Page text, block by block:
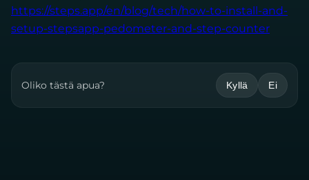
https://steps.app/en/blog/tech/how-to-install-and-
setup-stepsapp-pedometer-and-step-counter
Oliko tästä apua? Kyllä Ei